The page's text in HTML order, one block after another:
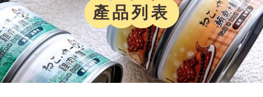
產品列表